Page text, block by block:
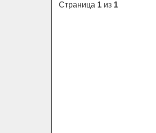
Страница 1из 1